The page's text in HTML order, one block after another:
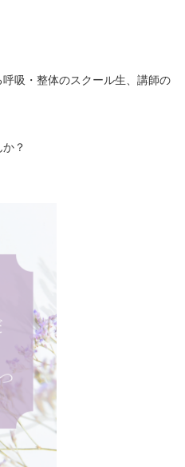
吸・整体のスクール生、講師の
？